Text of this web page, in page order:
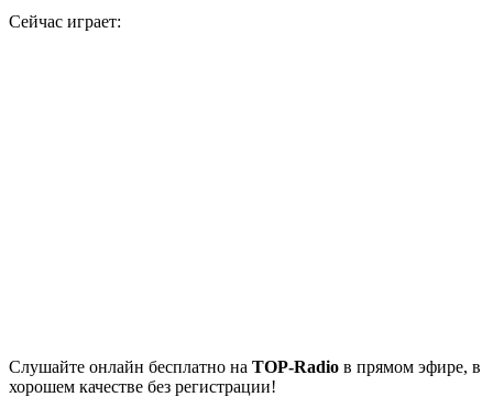
Сейчас играет:
Cлушайте онлайн бесплатно на TOP-Radio в прямом эфире, в
хорошем качестве без регистрации!